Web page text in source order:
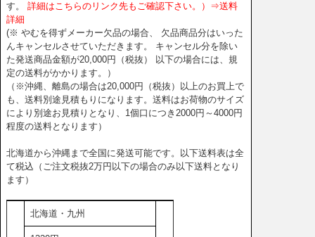
す。
詳細はこちらのリンク先もご確認下さい。）⇒送料
詳細
(※ やむを得ずメーカー欠品の場合、 欠品商品分はいった
んキャンセルさせていただきます。 キャンセル分を除い
た発送商品金額が20,000円（税抜） 以下の場合には、規
定の送料がかかります。）
（※沖縄、離島の場合は20,000円（税抜）以上のお買上で
も、送料別途見積もりになります。送料はお荷物のサイズ
により別途お見積りとなり、1個口につき2000円～4000円
程度の送料となります）
北海道から沖縄まで全国に発送可能です。以下送料表は全
て税込（ご注文税抜2万円以下の場合のみ以下送料となり
ます）
北海道・九州